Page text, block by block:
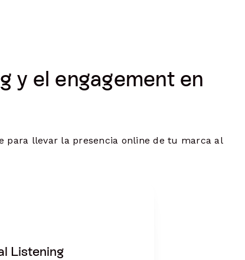
y el engagement en
para llevar la presencia online de tu marca al
Listening